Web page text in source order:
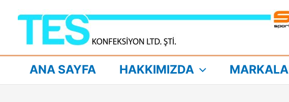
ANA SAYFA HAKKIMIZDA